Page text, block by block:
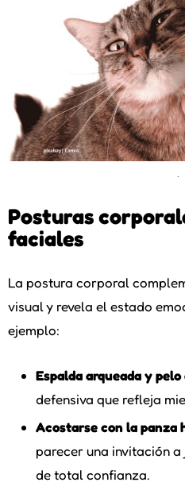
.
Posturas
faciales
La postura corporal
visual y revela el estado
ejemplo:
Espalda arqueada y
defensiva que refleja
Acostarse con la panza
parecer una invitación a
de total confianza.